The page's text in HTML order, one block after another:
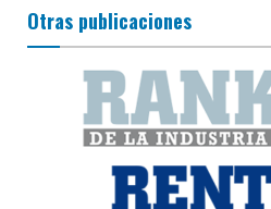
Otras publicaciones